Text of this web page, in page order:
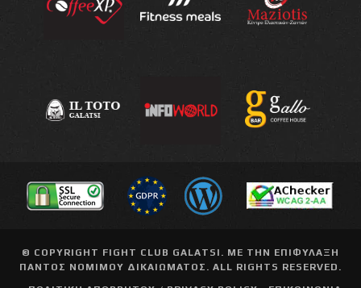
© COPYRIGHT FIGHT CLUB GALATSI . ΜΕ ΤΗΝ ΕΠΙΦΥΛΑΞΗ
ΠΑΝΤΟΣ ΝΟΜΙΜΟΥ ΔΙΚΑΙΩΜΑΤΟΣ. ALL RIGHTS RESERVED.